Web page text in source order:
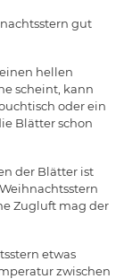
gut
hellen
scheint, kann
oder ein
Blätter schon
der Blätter ist
Zugluft mag der
etwas
zwischen